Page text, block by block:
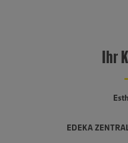
Ihr
EDEKA